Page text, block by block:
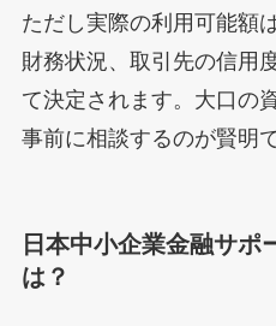
ただし実際の利用可能額
財務状況、取引先の信用
て決定されます。大口の
事前に相談するのが賢明
日本中小企業金融サポ
は？